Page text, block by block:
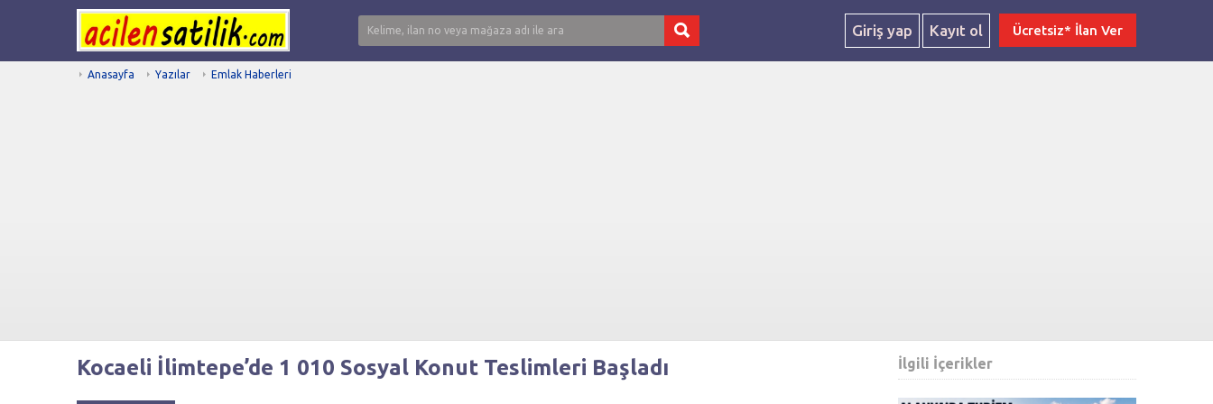
Giriş yap Kayıt ol Ücretsiz* İlan Ver
Anasayfa Yazılar Emlak Haberleri
Kocaeli İlimtepe’de 1 010 Sosyal Konut Teslimleri Başladı İlgili İçerikler